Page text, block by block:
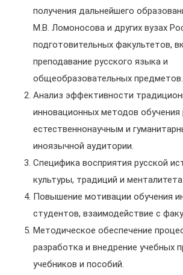
получения дальнейшего
М.В. Ломоносова и других вузах
подготовительных факультетов,
преподавание русского языка и
общеобразовательных предметов.
Анализ эффективности
инновационных методов обучения
естественнонаучным и
иноязычной аудитории.
Специфика восприятия русской
культуры, традиций и менталитета.
Повышение мотивации обучения
студентов, взаимодействие с
Методическое обеспечение
разработка и внедрение учебных
учебников и пособий.